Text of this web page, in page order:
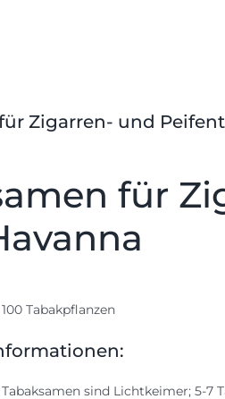
Zigarren- und
für
Tabakpflanzen
Tabaksamen sind Lichtkeimer; 5-